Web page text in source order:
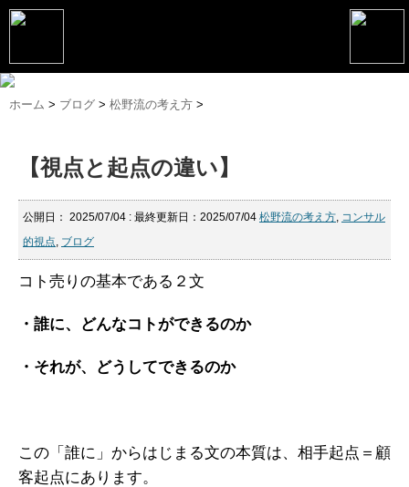
トップページ
松野恵介のブログ
会社概要
スケジュール
講演・セミナー
コンサルティング
マーケティング塾
メールマガジン
ホーム > ブログ > 松野流の考え方 >
【視点と起点の違い】
公開日： 2025/07/04 : 最終更新日：2025/07/04 松野流の考え方, コンサル
的視点, ブログ
コト売りの基本である２文
・誰に、どんなコトができるのか
・それが、どうしてできるのか
この「誰に」からはじまる文の本質は、相手起点＝顧
客起点にあります。